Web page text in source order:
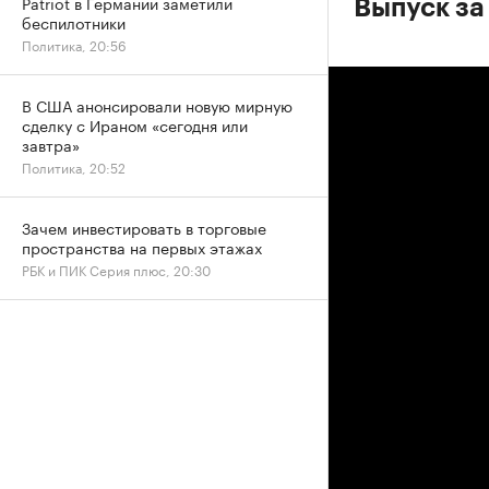
Выпуск
беспилотники
Политика, 20:56
В США анонсировали новую мирную
сделку с Ираном «сегодня или
завтра»
Политика, 20:52
Зачем инвестировать в торговые
пространства на первых этажах
РБК и ПИК Серия плюс, 20:30